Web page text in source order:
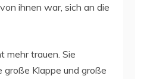
ihnen war, sich an die
mehr trauen. Sie
große Klappe und große